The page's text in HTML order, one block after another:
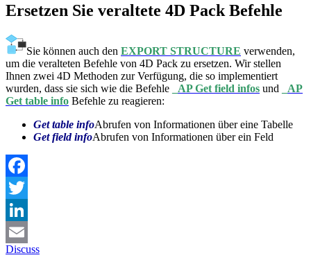
Ersetzen Sie veraltete 4D Pack Befehle
Sie können auch den EXPORT STRUCTURE verwenden,
um die veralteten Befehle von 4D Pack zu ersetzen. Wir stellen
Ihnen zwei 4D Methoden zur Verfügung, die so implementiert
wurden, dass sie sich wie die Befehle
_AP Get field infos und
_AP
Get table info Befehle zu reagieren:
Get table infoAbrufen von Informationen über eine Tabelle
Get field infoAbrufen von Informationen über ein Feld
Facebook
Twitter
LinkedIn
Email
Discuss